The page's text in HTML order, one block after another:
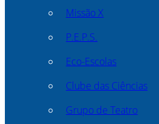
Missão X
P.E.P.S.
Eco-Escolas
Clube das Ciências
Grupo de Teatro